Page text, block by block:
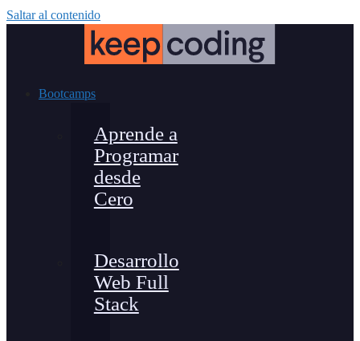
Saltar al contenido
Bootcamps
Aprende a
Programar
desde
Cero
Desarrollo
Web Full
Stack